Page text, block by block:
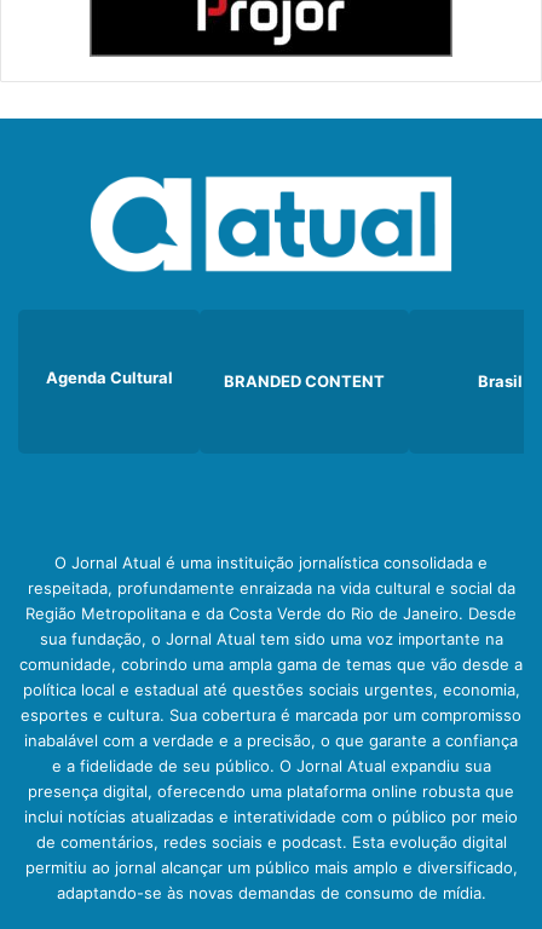
Agenda Cultural BRANDED CONTENT Brasil
O Jornal Atual é uma instituição jornalística consolidada e
respeitada, profundamente enraizada na vida cultural e social da
Região Metropolitana e da Costa Verde do Rio de Janeiro. Desde
sua fundação, o Jornal Atual tem sido uma voz importante na
comunidade, cobrindo uma ampla gama de temas que vão desde a
política local e estadual até questões sociais urgentes, economia,
esportes e cultura. Sua cobertura é marcada por um compromisso
inabalável com a verdade e a precisão, o que garante a confiança
e a fidelidade de seu público. O Jornal Atual expandiu sua
presença digital, oferecendo uma plataforma online robusta que
inclui notícias atualizadas e interatividade com o público por meio
de comentários, redes sociais e podcast. Esta evolução digital
permitiu ao jornal alcançar um público mais amplo e diversificado,
adaptando-se às novas demandas de consumo de mídia.